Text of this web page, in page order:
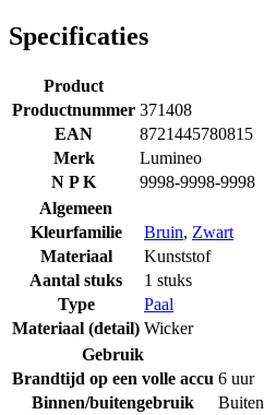
Specificaties
Product
Productnummer 371408
EAN
8721445780815
Merk
Lumineo
N P K
9998-9998-9998
Algemeen
Kleurfamilie
Bruin, Zwart
Materiaal
Kunststof
Aantal stuks
1 stuks
Type
Paal
Materiaal (detail) Wicker
Gebruik
Brandtijd op een volle accu 6 uur
Binnen/buitengebruik
Buiten